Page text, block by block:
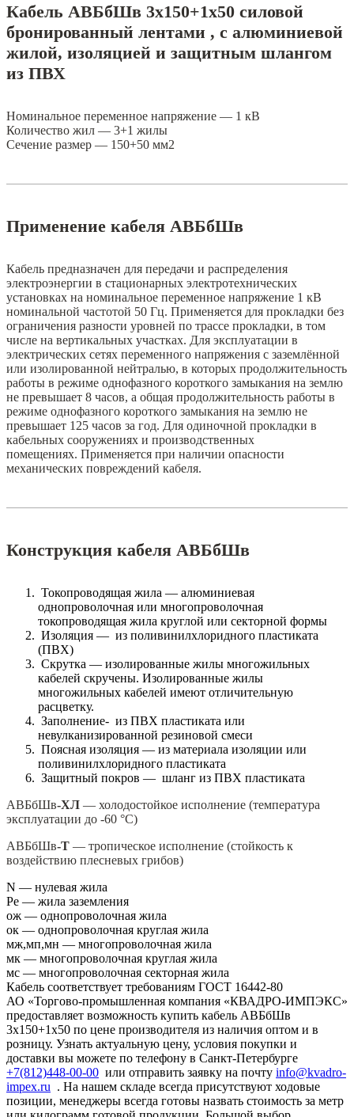
Кабель АВБбШв 3х150+1х50 силовой
бронированный лентами , с алюминиевой
жилой, изоляцией и защитным шлангом
из ПВХ
Номинальное переменное напряжение — 1 кВ
Количество жил — 3+1 жилы
Сечение размер — 150+50 мм2
Применение кабеля АВБбШв
Кабель предназначен для передачи и распределения
электроэнергии в стационарных электротехнических
установках на номинальное переменное напряжение 1 кВ
номинальной частотой 50 Гц. Применяется для прокладки без
ограничения разности уровней по трассе прокладки, в том
числе на вертикальных участках. Для эксплуатации в
электрических сетях переменного напряжения с заземлённой
или изолированной нейтралью, в которых продолжительность
работы в режиме однофазного короткого замыкания на землю
не превышает 8 часов, а общая продолжительность работы в
режиме однофазного короткого замыкания на землю не
превышает 125 часов за год. Для одиночной прокладки в
кабельных сооружениях и производственных
помещениях. Применяется при наличии опасности
механических повреждений кабеля.
Конструкция кабеля АВБбШв
Токопроводящая жила — алюминиевая
однопроволочная или многопроволочная
токопроводящая жила круглой или секторной формы
Изоляция — из поливинилхлоридного пластиката
(ПВХ)
Скрутка — изолированные жилы многожильных
кабелей скручены. Изолированные жилы
многожильных кабелей имеют отличительную
расцветку.
Заполнение- из ПВХ пластиката или
невулканизированной резиновой смеси
Поясная изоляция — из материала изоляции или
поливинилхлоридного пластиката
Защитный покров — шланг из ПВХ пластиката
АВБбШв-ХЛ — холодостойкое исполнение (температура
эксплуатации до -60 °С)
АВБбШв-Т — тропическое исполнение (стойкость к
воздействию плесневых грибов)
N — нулевая жила
Pe — жила заземления
ож — однопроволочная жила
ок — однопроволочная круглая жила
мж,мп,мн — многопроволочная жила
мк — многопроволочная круглая жила
мс — многопроволочная секторная жила
Кабель соответствует требованиям ГОСТ 16442-80
АО «Торгово-промышленная компания «КВАДРО-ИМПЭКС»
предоставляет возможность купить кабель АВБбШв
3х150+1х50 по цене производителя из наличия оптом и в
розницу. Узнать актуальную цену, условия покупки и
доставки вы можете по телефону в Санкт-Петербурге
+7(812)448-00-00 или отправить заявку на почту info@kvadro-
impex.ru . На нашем складе всегда присутствуют ходовые
позиции, менеджеры всегда готовы назвать стоимость за метр